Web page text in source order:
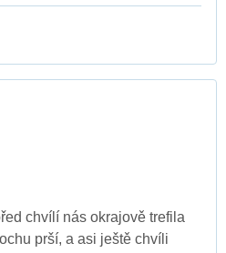
chvílí nás okrajově trefila
prší, a asi ještě chvíli